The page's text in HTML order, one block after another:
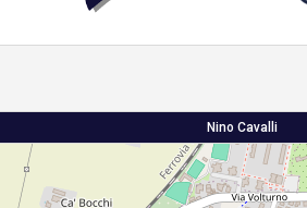
Nino Cavalli